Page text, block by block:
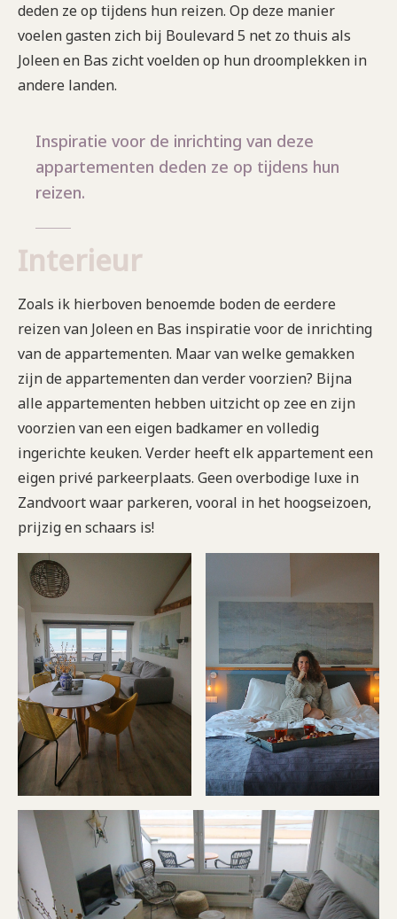
deden ze op tijdens hun reizen. Op deze manier
voelen gasten zich bij Boulevard 5 net zo thuis als
Joleen en Bas zicht voelden op hun droomplekken in
andere landen.
Inspiratie voor de inrichting van deze
appartementen deden ze op tijdens hun
reizen.
Interieur
Zoals ik hierboven benoemde boden de eerdere
reizen van Joleen en Bas inspiratie voor de inrichting
van de appartementen. Maar van welke gemakken
zijn de appartementen dan verder voorzien? Bijna
alle appartementen hebben uitzicht op zee en zijn
voorzien van een eigen badkamer en volledig
ingerichte keuken. Verder heeft elk appartement een
eigen privé parkeerplaats. Geen overbodige luxe in
Zandvoort waar parkeren, vooral in het hoogseizoen,
prijzig en schaars is!